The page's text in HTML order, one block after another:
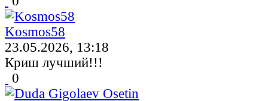
Kosmos58
23.05.2026, 13:18
Криш лучший!!!
0